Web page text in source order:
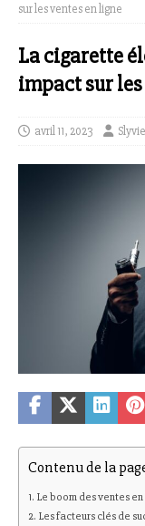
sur les ventes en ligne
La cigarette
impact sur
avril 11, 2023
Contenu de la
Le boom des ventes
Les facteurs clés de